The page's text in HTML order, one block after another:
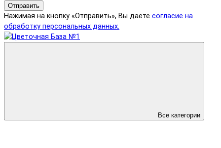
Отправить
Нажимая на кнопку «Отправить», Вы даете согласие на
обработку персональных данных.
Все категории